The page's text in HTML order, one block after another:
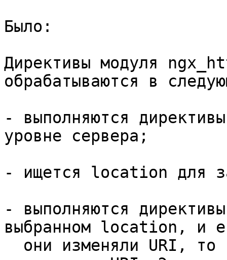
Было:
Директивы модуля
обрабатываются в
- выполняются
уровне сервера;
- ищется location для
- выполняются
выбранном location, и